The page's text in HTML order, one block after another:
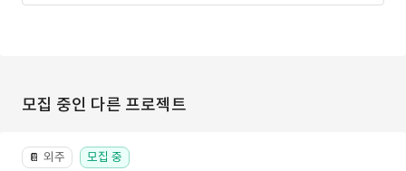
모집 중인 다른 프로젝트
📔 외주 모집 중